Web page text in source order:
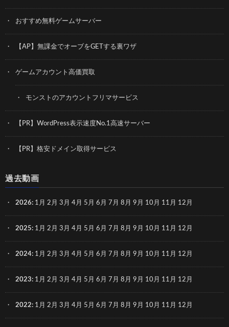
おすすめ無料ゲームサーバー
【AP】無課金でオーブをGETする裏ワザ
ゲームアカウント高価買取
モンストのアカウントフリマサービス
【PR】WordPress表示速度No.1高速サーバー
【PR】格安ドメイン取得サービス
過去動画
2026: 1月 2月 3月 4月 5月 6月 7月 8月 9月 10月 11月 12月
2025: 1月 2月 3月 4月 5月 6月 7月 8月 9月 10月 11月 12月
2024: 1月 2月 3月 4月 5月 6月 7月 8月 9月 10月 11月 12月
2023: 1月 2月 3月 4月 5月 6月 7月 8月 9月 10月 11月 12月
2022: 1月 2月 3月 4月 5月 6月 7月 8月 9月 10月 11月 12月